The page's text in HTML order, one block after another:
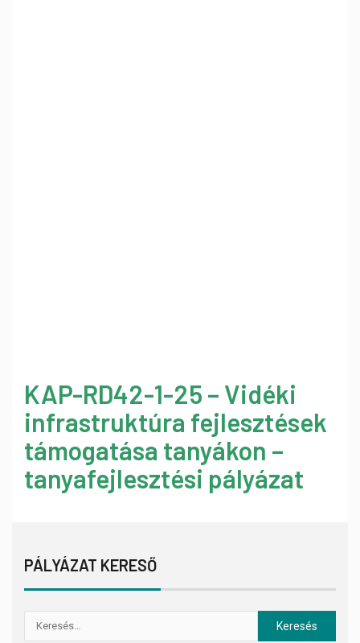
KAP-RD42-1-25 – Vidéki
infrastruktúra fejlesztések
támogatása tanyákon –
tanyafejlesztési pályázat
PÁLYÁZAT KERESŐ